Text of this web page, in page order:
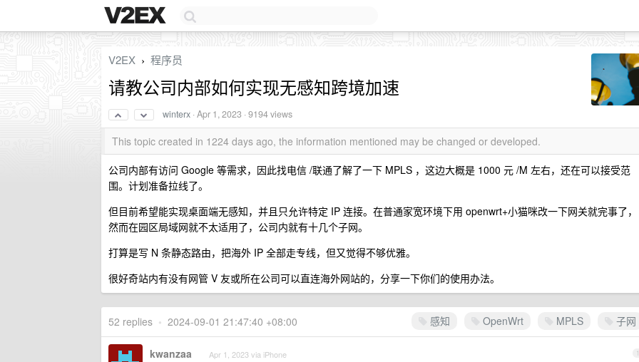
V2EX › 程序员
请教公司内部如何实现无感知跨境加速
winterx ·Apr 1, 2023 · 9194 views
This topic created in 1224 days ago, the information mentioned may be changed or developed.
公司内部有访问 Google 等需求，因此找电信 /联通了解了一下 MPLS ，这边大概是 1000 元 /M 左右，还在可以接受范
围。计划准备拉线了。
但目前希望能实现桌面端无感知，并且只允许特定 IP 连接。在普通家宽环境下用 openwrt+小猫咪改一下网关就完事了，
然而在园区局域网就不太适用了，公司内就有十几个子网。
打算是写 N 条静态路由，把海外 IP 全部走专线，但又觉得不够优雅。
很好奇站内有没有网管 V 友或所在公司可以直连海外网站的，分享一下你们的使用办法。
感知 OpenWrt MPLS 子网
52 replies • 2024-09-01 21:47:40 +08:00
1
kwanzaa Apr 1, 2023 via iPhone